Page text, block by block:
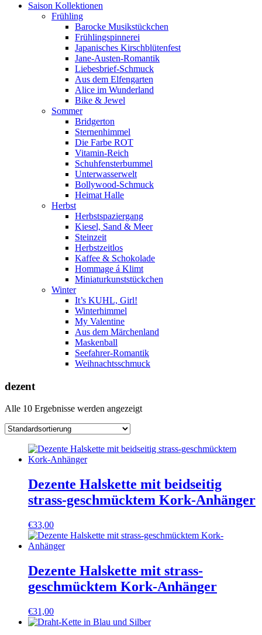
Saison Kollektionen
Frühling
Barocke Musikstückchen
Frühlingspinnerei
Japanisches Kirschblütenfest
Jane-Austen-Romantik
Liebesbrief-Schmuck
Aus dem Elfengarten
Alice im Wunderland
Bike & Jewel
Sommer
Bridgerton
Sternenhimmel
Die Farbe ROT
Vitamin-Reich
Schuhfensterbummel
Unterwasserwelt
Bollywood-Schmuck
Heimat Halle
Herbst
Herbstspaziergang
Kiesel, Sand & Meer
Steinzeit
Herbstzeitlos
Kaffee & Schokolade
Hommage á Klimt
Miniaturkunststückchen
Winter
It’s KUHL, Girl!
Winterhimmel
My Valentine
Aus dem Märchenland
Maskenball
Seefahrer-Romantik
Weihnachtsschmuck
dezent
Alle 10 Ergebnisse werden angezeigt
Dezente Halskette mit beidseitig
strass-geschmücktem Kork-Anhänger
€33,00
Dezente Halskette mit strass-
geschmücktem Kork-Anhänger
€31,00